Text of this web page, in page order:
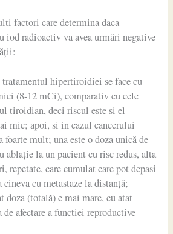
factori care determina daca
iod radioactiv va avea urmări negative
hipertiroidiei se face cu
(8-12 mCi), comparativ cu cele
tiroidian, deci riscul este si el
mic; apoi, si in cazul cancerului
foarte mult; una este o doza unică de
ablație la un pacient cu risc redus, alta
repetate, care cumulat care pot depasi
cu metastaze la distanță;
doza (totală) e mai mare, cu atat
afectare a functiei reproductive